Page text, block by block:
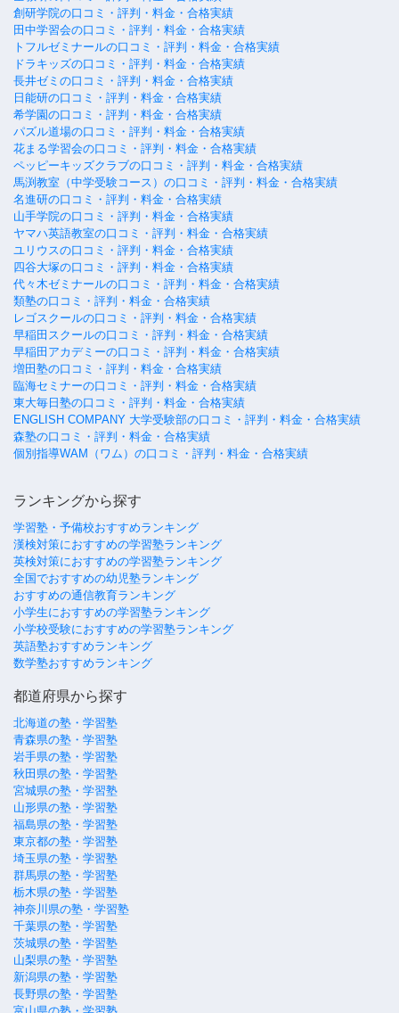
創研学院の口コミ・評判・料金・合格実績
田中学習会の口コミ・評判・料金・合格実績
トフルゼミナールの口コミ・評判・料金・合格実績
ドラキッズの口コミ・評判・料金・合格実績
長井ゼミの口コミ・評判・料金・合格実績
日能研の口コミ・評判・料金・合格実績
希学園の口コミ・評判・料金・合格実績
パズル道場の口コミ・評判・料金・合格実績
花まる学習会の口コミ・評判・料金・合格実績
ペッピーキッズクラブの口コミ・評判・料金・合格実績
馬渕教室（中学受験コース）の口コミ・評判・料金・合格実績
名進研の口コミ・評判・料金・合格実績
山手学院の口コミ・評判・料金・合格実績
ヤマハ英語教室の口コミ・評判・料金・合格実績
ユリウスの口コミ・評判・料金・合格実績
四谷大塚の口コミ・評判・料金・合格実績
代々木ゼミナールの口コミ・評判・料金・合格実績
類塾の口コミ・評判・料金・合格実績
レゴスクールの口コミ・評判・料金・合格実績
早稲田スクールの口コミ・評判・料金・合格実績
早稲田アカデミーの口コミ・評判・料金・合格実績
増田塾の口コミ・評判・料金・合格実績
臨海セミナーの口コミ・評判・料金・合格実績
東大毎日塾の口コミ・評判・料金・合格実績
ENGLISH COMPANY 大学受験部の口コミ・評判・料金・合格実績
森塾の口コミ・評判・料金・合格実績
個別指導WAM（ワム）の口コミ・評判・料金・合格実績
ランキングから探す
学習塾・予備校おすすめランキング
漢検対策におすすめの学習塾ランキング
英検対策におすすめの学習塾ランキング
全国でおすすめの幼児塾ランキング
おすすめの通信教育ランキング
小学生におすすめの学習塾ランキング
小学校受験におすすめの学習塾ランキング
英語塾おすすめランキング
数学塾おすすめランキング
都道府県から探す
北海道の塾・学習塾
青森県の塾・学習塾
岩手県の塾・学習塾
秋田県の塾・学習塾
宮城県の塾・学習塾
山形県の塾・学習塾
福島県の塾・学習塾
東京都の塾・学習塾
埼玉県の塾・学習塾
群馬県の塾・学習塾
栃木県の塾・学習塾
神奈川県の塾・学習塾
千葉県の塾・学習塾
茨城県の塾・学習塾
山梨県の塾・学習塾
新潟県の塾・学習塾
長野県の塾・学習塾